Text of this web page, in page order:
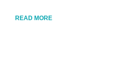
READ MORE